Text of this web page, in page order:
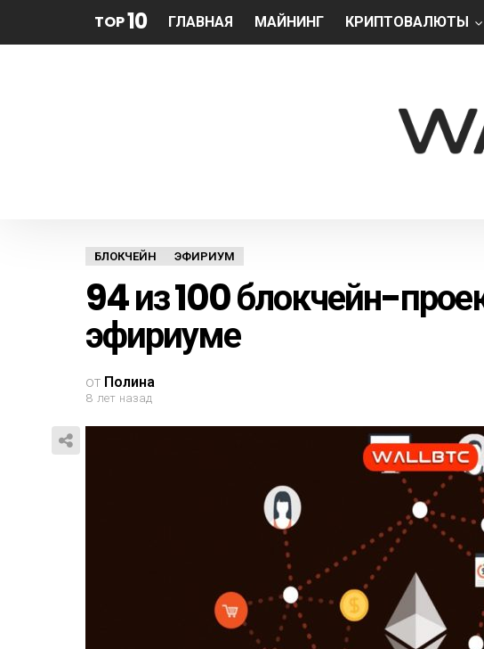
TOP10 ГЛАВНАЯ МАЙНИНГ КРИПТОВАЛЮТЫ
БЛОКЧЕЙН ЭФИРИУМ
94 из 100 блокчейн-
эфириуме
от Полина
8 лет назад